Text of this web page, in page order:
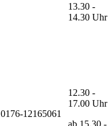
13.30 -
14.30 Uhr
0176-12165061
12.30 -
17.00 Uhr
ab 15.30 -